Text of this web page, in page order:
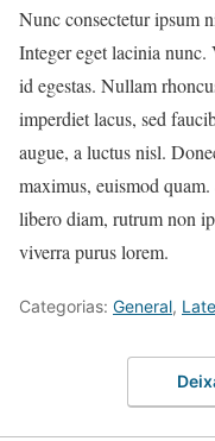
Nunc consectetur ipsum
Integer eget lacinia
id egestas. Nullam
imperdiet lacus, sed
augue, a luctus nisl.
maximus, euismod
libero diam, rutrum non
viverra purus lorem.
Categorias: General,